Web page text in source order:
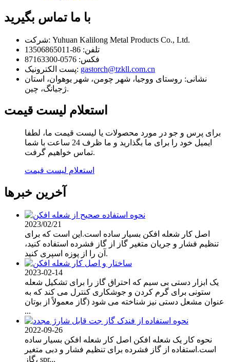
با ما تماس بگیرید
شرکت: Yuhuan Kalilong Metal Products Co., Ltd.
تلفن: 86-13506865011
فکس: 0576-87163300
پست الکترونیک: gastorch@tzkll.com.cn
نشانی: روستای ووجیا، شهر چومن، شهر یوهوان، استان
ژجیانگ، چین.
استعلام لیست قیمت
برای پرس و جو در مورد محصولات یا لیست قیمت ما، لطفا
ایمیل خود را برای ما بگذارید و ما ظرف 24 ساعت با شما
تماس خواهیم گرفت.
استعلام لیست قیمت
آخرین خبرها
2023/02/21
اصل کار شعله افکن بسیار ساده است.این است که برای
تنظیم فشار و جریان متغیر گاز از گاز فشرده استفاده کنید،
آن را از پوزه اسپری کنید.
2023-02-14
یک ابزار دستی بی سیم که احتراق گاز را برای تشکیل شعله
ستونی برای گرم کردن و جوشکاری کنترل می کند که به
عنوان مشعل دستی نیز شناخته می شود (گاز معمولاً از بوتان
...
2022-09-26
نحوه کار یک شعله افکن اصل کار شعله افکن بسیار ساده
است.استفاده از گاز فشرده برای تنظیم فشار و دبی متغیر
گاز، spr...